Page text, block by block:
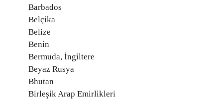
Barbados
Belçika
Belize
Benin
Bermuda, İngiltere
Beyaz Rusya
Bhutan
Birleşik Arap Emirlikleri